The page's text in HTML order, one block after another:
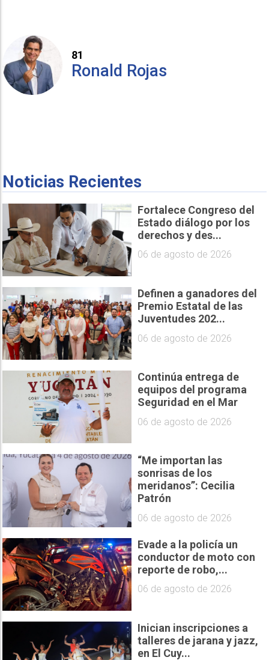
81
Ronald Rojas
Noticias Recientes
Fortalece Congreso del
Estado diálogo por los
derechos y des...
06 de agosto de 2026
Definen a ganadores del
Premio Estatal de las
Juventudes 202...
06 de agosto de 2026
Continúa entrega de
equipos del programa
Seguridad en el Mar
06 de agosto de 2026
“Me importan las
sonrisas de los
meridanos”: Cecilia
Patrón
06 de agosto de 2026
Evade a la policía un
conductor de moto con
reporte de robo,...
06 de agosto de 2026
Inician inscripciones a
talleres de jarana y jazz,
en El Cuy...